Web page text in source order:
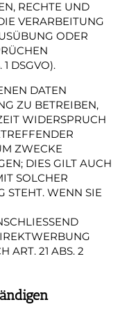
RECHTE UND
VERARBEITUNG
ODER
DSGVO).
DATEN
ZU BETREIBEN,
WIDERSPRUCH
ZWECKE
DIES GILT AUCH
SOLCHER
STEHT. WENN SIE
ART. 21 ABS. 2